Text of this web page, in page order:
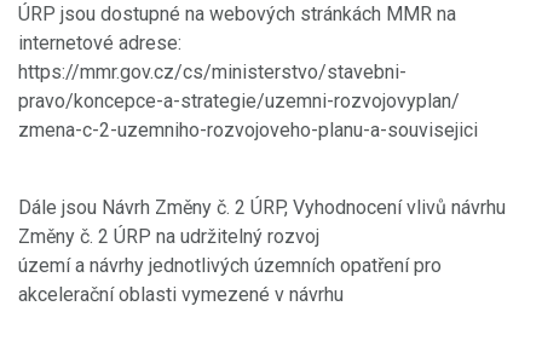
ÚRP jsou dostupné na webových stránkách MMR na
internetové adrese:
https://mmr.gov.cz/cs/ministerstvo/stavebni-
pravo/koncepce-a-strategie/uzemni-rozvojovyplan/
zmena-c-2-uzemniho-rozvojoveho-planu-a-souvisejici
Dále jsou Návrh Změny č. 2 ÚRP, Vyhodnocení vlivů návrhu
Změny č. 2 ÚRP na udržitelný rozvoj
území a návrhy jednotlivých územních opatření pro
akcelerační oblasti vymezené v návrhu